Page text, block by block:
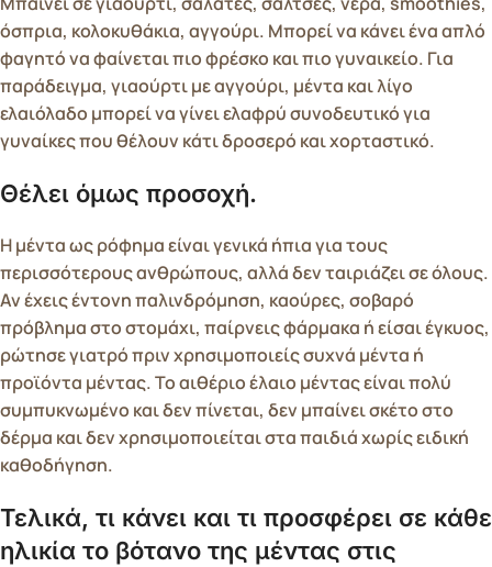
όσπρια, κολοκυθάκια, αγγούρι. Μπορεί να κάνει ένα απλό
φαγητό να φαίνεται πιο φρέσκο και πιο γυναικείο. Για
παράδειγμα, γιαούρτι με αγγούρι, μέντα και λίγο
ελαιόλαδο μπορεί να γίνει ελαφρύ συνοδευτικό για
γυναίκες που θέλουν κάτι δροσερό και χορταστικό.
Θέλει όμως προσοχή.
Η μέντα ως ρόφημα είναι γενικά ήπια για τους
περισσότερους ανθρώπους, αλλά δεν ταιριάζει σε όλους.
Αν έχεις έντονη παλινδρόμηση, καούρες, σοβαρό
πρόβλημα στο στομάχι, παίρνεις φάρμακα ή είσαι έγκυος,
ρώτησε γιατρό πριν χρησιμοποιείς συχνά μέντα ή
προϊόντα μέντας. Το αιθέριο έλαιο μέντας είναι πολύ
συμπυκνωμένο και δεν πίνεται, δεν μπαίνει σκέτο στο
δέρμα και δεν χρησιμοποιείται στα παιδιά χωρίς ειδική
καθοδήγηση.
Τελικά, τι κάνει και τι προσφέρει σε κάθε
ηλικία το βότανο της μέντας στις